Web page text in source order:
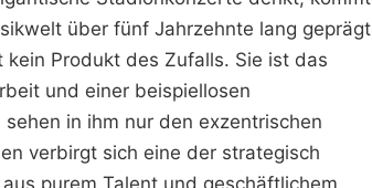
über fünf Jahrzehnte lang geprägt
Produkt des Zufalls. Sie ist das
und einer beispiellosen
in ihm nur den exzentrischen
verbirgt sich eine der strategisch
purem Talent und geschäftlichem